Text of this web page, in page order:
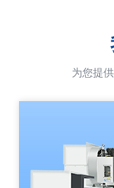
为您提